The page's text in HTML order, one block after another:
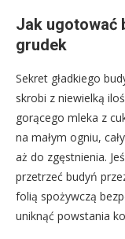
Jak ugotować
grudek
Sekret gładkiego
skrobi z niewielką
gorącego mleka z
na małym ogniu,
aż do zgęstnienia.
przetrzeć budyń
folią spożywczą
uniknąć powstania